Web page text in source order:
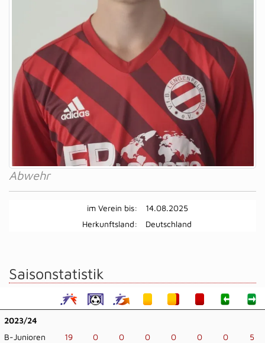
Abwehr
im Verein bis:
14.08.2025
Herkunftsland:
Deutschland
Saisonstatistik
2023/24
B-Junioren
19 0 0 0 0 0 0 5